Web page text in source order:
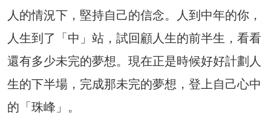
人的情況下，堅持自己的信念。人到中年的你，
人生到了「中」站，試回顧人生的前半生，看看
還有多少未完的夢想。現在正是時候好好計劃人
生的下半場，完成那未完的夢想，登上自己心中
的「珠峰」。